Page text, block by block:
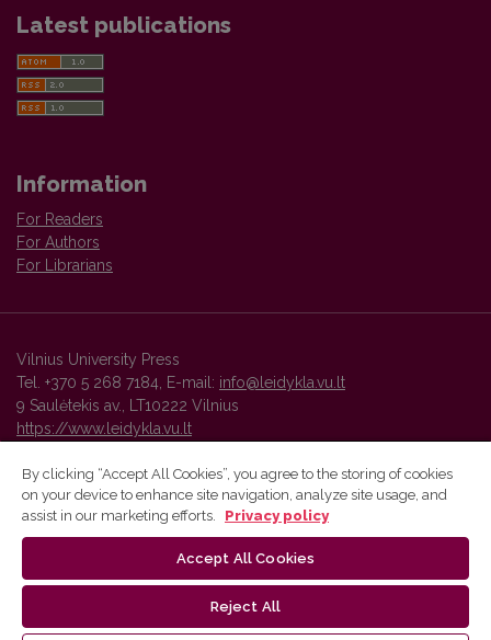
Latest publications
Information
For Readers
For Authors
For Librarians
Vilnius University Press
Tel. +370 5 268 7184, E-mail: info@leidykla.vu.lt
9 Saulėtekis av., LT10222 Vilnius
https://www.leidykla.vu.lt
Vilnius University Press platform and metadata are distributed by
By clicking “Accept All Cookies”, you agree to the storing of cookies
on your device to enhance site navigation, analyze site usage, and
assist in our marketing efforts.
Privacy policy
Accept All Cookies
Reject All